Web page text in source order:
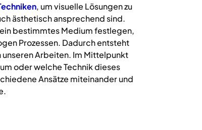
, um visuelle Lösungen zu
ästhetisch ansprechend sind.
ein bestimmtes Medium festlegen,
Prozessen. Dadurch entsteht
unseren Arbeiten. Im Mittelpunkt
oder welche Technik dieses
Ansätze miteinander und